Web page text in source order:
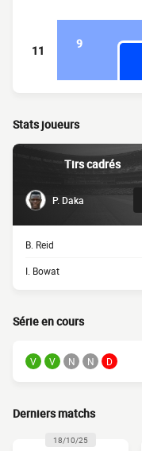
11 9
Stats joueurs
Tirs cadrés
P. Daka
B. Reid
I. Bowat
Série en cours
V V N N D
Derniers matchs
18/10/25